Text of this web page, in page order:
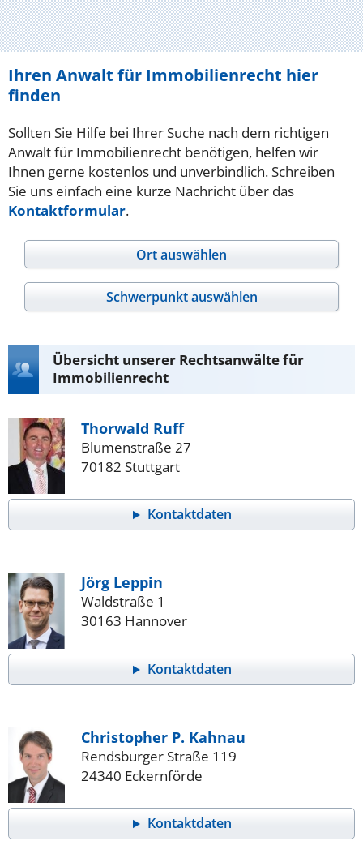
Ihren Anwalt für Immobilienrecht hier
finden
Sollten Sie Hilfe bei Ihrer Suche nach dem richtigen
Anwalt für Immobilienrecht benötigen, helfen wir
Ihnen gerne kostenlos und unverbindlich. Schreiben
Sie uns einfach eine kurze Nachricht über das
Kontaktformular.
Ort auswählen
Schwerpunkt auswählen
Übersicht unserer Rechtsanwälte für
Immobilienrecht
Thorwald Ruff
Blumenstraße 27
70182 Stuttgart
Kontaktdaten
Jörg Leppin
Waldstraße 1
30163 Hannover
Kontaktdaten
Christopher P. Kahnau
Rendsburger Straße 119
24340 Eckernförde
Kontaktdaten